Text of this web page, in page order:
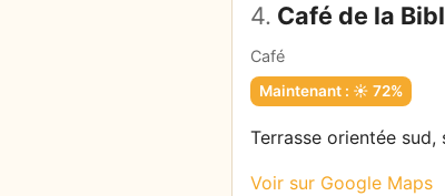
4. Café de la
Café
Maintenant : ☀️ 72%
Terrasse orientée
Voir sur Google Maps